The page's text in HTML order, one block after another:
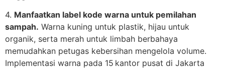
4. Manfaatkan label kode warna untuk pemilahan
sampah. Warna kuning untuk plastik, hijau untuk
organik, serta merah untuk limbah berbahaya
memudahkan petugas kebersihan mengelola volume.
Implementasi warna pada 15 kantor pusat di Jakarta